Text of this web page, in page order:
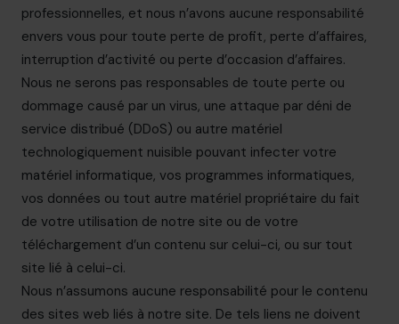
professionnelles, et nous n’avons aucune responsabilité
envers vous pour toute perte de profit, perte d’affaires,
interruption d’activité ou perte d’occasion d’affaires.
Nous ne serons pas responsables de toute perte ou
dommage causé par un virus, une attaque par déni de
service distribué (DDoS) ou autre matériel
technologiquement nuisible pouvant infecter votre
matériel informatique, vos programmes informatiques,
vos données ou tout autre matériel propriétaire du fait
de votre utilisation de notre site ou de votre
téléchargement d’un contenu sur celui-ci, ou sur tout
site lié à celui-ci.
Nous n’assumons aucune responsabilité pour le contenu
des sites web liés à notre site. De tels liens ne doivent